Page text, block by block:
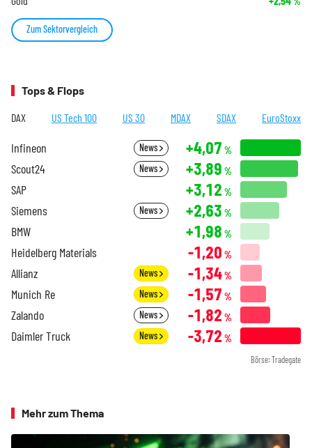
Zum Sektorvergleich
Tops & Flops
DAX US Tech 100 US 30 MDAX SDAX EuroStoxx
Infineon News +4,07 %
Scout24 News +3,89 %
SAP +3,12 %
Siemens News +2,63 %
BMW +1,98 %
Heidelberg Materials -1,20 %
Allianz News -1,34%
Munich Re News -1,57 %
Zalando News -1,82 %
Daimler Truck News -3,72 %
Börse: Tradegate
Mehr zum Thema